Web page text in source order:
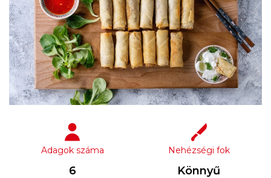
Adagok száma
6
Nehézségi fok
Könnyű